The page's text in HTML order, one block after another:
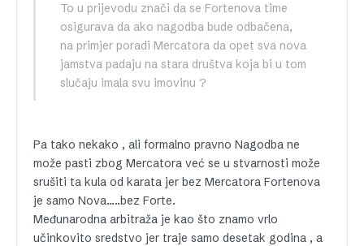
To u prijevodu znači da se Fortenova time
osigurava da ako nagodba bude odbačena,
na primjer poradi Mercatora da opet sva nova
jamstva padaju na stara društva koja bi u tom
slučaju imala svu imovinu ?
Pa tako nekako , ali formalno pravno Nagodba ne
može pasti zbog Mercatora već se u stvarnosti može
srušiti ta kula od karata jer bez Mercatora Fortenova
je samo Nova…..bez Forte.
Međunarodna arbitraža je kao što znamo vrlo
učinkovito sredstvo jer traje samo desetak godina , a